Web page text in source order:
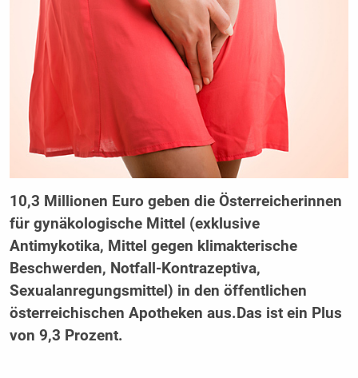
10,3 Millionen Euro geben die Österreicherinnen
für gynäkologische Mittel (exklusive
Antimykotika, Mittel gegen klimakterische
Beschwerden, Notfall-Kontrazeptiva,
Sexualanregungsmittel) in den öffentlichen
österreichischen Apotheken aus.Das ist ein Plus
von 9,3 Prozent.